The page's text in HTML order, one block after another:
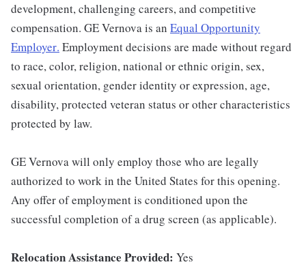
development, challenging careers, and competitive
compensation. GE Vernova is an Equal Opportunity
Employer. Employment decisions are made without regard
to race, color, religion, national or ethnic origin, sex,
sexual orientation, gender identity or expression, age,
disability, protected veteran status or other characteristics
protected by law.
GE Vernova will only employ those who are legally
authorized to work in the United States for this opening.
Any offer of employment is conditioned upon the
successful completion of a drug screen (as applicable).
Relocation Assistance Provided: Yes